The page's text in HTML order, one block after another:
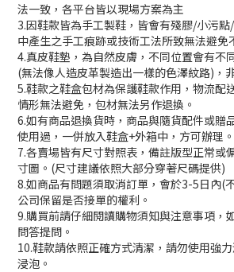
法一致，各平台皆以現場方案為主
3.因鞋款皆為手工製鞋，皆會有殘膠/小污
中產生之手工痕跡或技術工法所致無法避免
4.真皮鞋墊，為自然皮膚，不同位置會有不
(無法像人造皮革製造出一樣的色澤紋路)，
5.鞋款之鞋盒包材為保護鞋款作用，物流配
情形無法避免，包材無法另作退換。
6.如有商品退換貨時，商品與隨貨配件或贈
使用過，一併放入鞋盒+外箱中，方可辦理。
7.各賣場皆有尺寸對照表，備註版型正常或
寸圖。(尺寸建議依照大部分穿著尺碼提供)
8.如商品有問題須取消訂單，會於3-5日內(
公司保留是否接單的權利。
9.購買前請仔細閱讀購物須知與注意事項，
問答提問。
10.鞋款請依照正確方式清潔，請勿使用強
浸泡。